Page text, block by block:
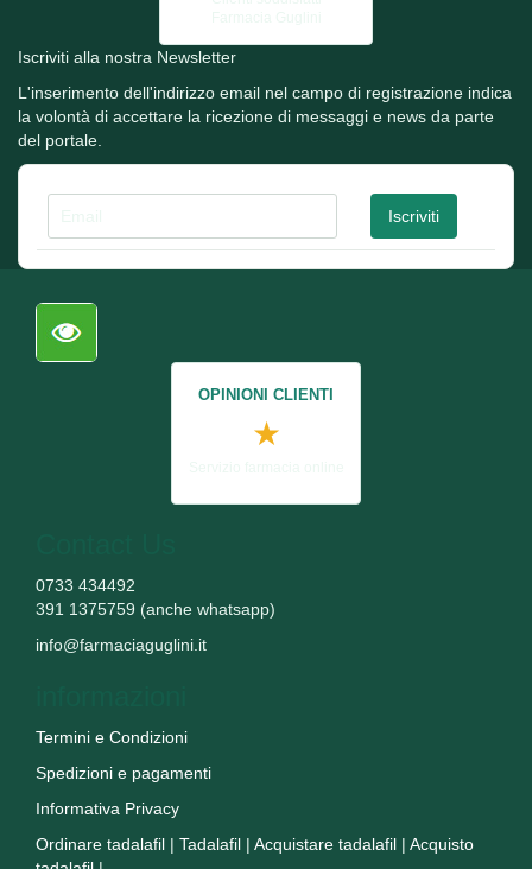
Iscriviti alla nostra Newsletter
L'inserimento dell'indirizzo email nel campo di registrazione indica
la volontà di accettare la ricezione di messaggi e news da parte
del portale.
OPINIONI CLIENTI
★
0733 434492
391 1375759 (anche whatsapp)
info@farmaciaguglini.it
Termini e Condizioni
Spedizioni e pagamenti
Informativa Privacy
Ordinare tadalafil | Tadalafil | Acquistare tadalafil | Acquisto